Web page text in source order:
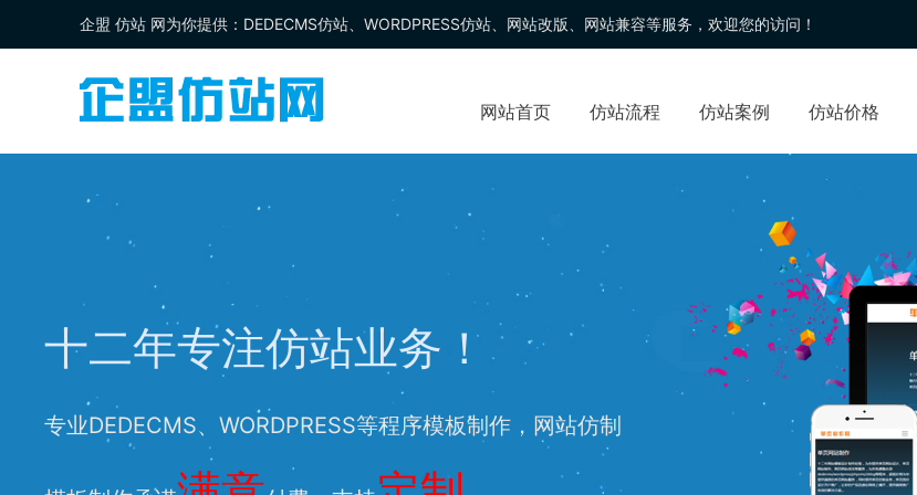
企盟 仿站 网为你提供： DEDECMS仿站 WORDPRESS仿站 网站改版 、网站兼容等服务，欢迎您的访问！
网站首页 仿站流程 仿站案例 仿站价格
十二年专注仿站业务！
专业DEDECMS、WORDPRESS等程序模板制作，网站仿制